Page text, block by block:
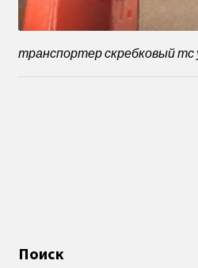
транспортер скребковый тс
Поиск